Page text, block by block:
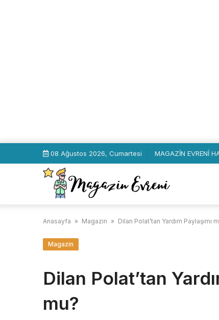
08 Ağustos 2026, Cumartesi MAGAZİN EVRENİ
Anasayfa » Magazin » Dilan Polat’tan Yardım Paylaşımı
Magazin
Dilan Polat’tan
mu?